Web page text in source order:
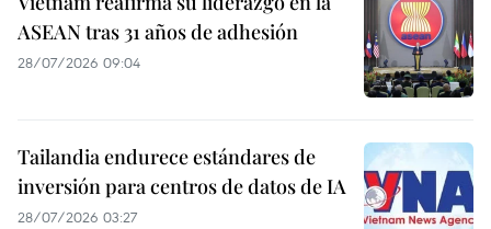
ASEAN tras 31 años de adhesión
28/07/2026 09:04
Tailandia endurece estándares de
inversión para centros de datos de IA
28/07/2026 03:27